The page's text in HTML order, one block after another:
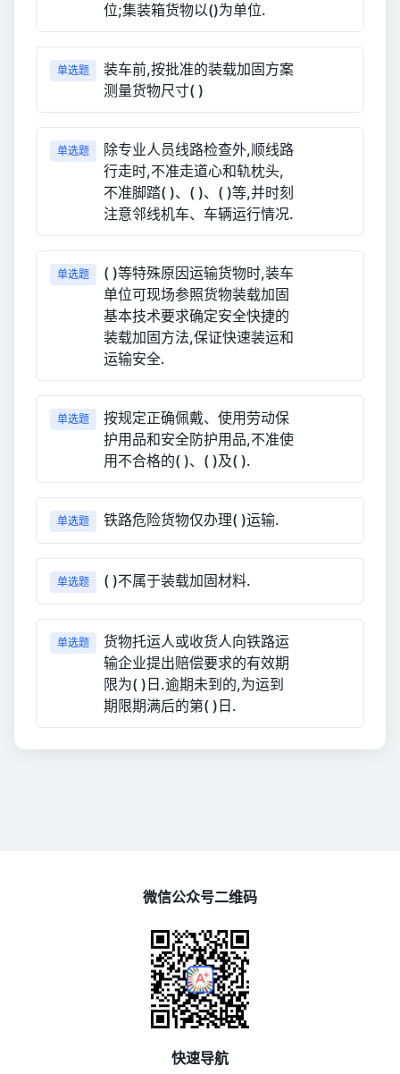
位;集装箱货物以()为单位.
单选题
装车前,按批准的装载加固方案
测量货物尺寸( )
单选题
除专业人员线路检查外,顺线路
行走时,不准走道心和轨枕头,
不准脚踏( )、( )、( )等,并时刻
注意邻线机车、车辆运行情况.
单选题
( )等特殊原因运输货物时,装车
单位可现场参照货物装载加固
基本技术要求确定安全快捷的
装载加固方法,保证快速装运和
运输安全.
单选题
按规定正确佩戴、使用劳动保
护用品和安全防护用品,不准使
用不合格的( )、( )及( ).
单选题 铁路危险货物仅办理( )运输.
单选题 ( )不属于装载加固材料.
单选题
货物托运人或收货人向铁路运
输企业提出赔偿要求的有效期
限为( )日.逾期未到的,为运到
期限期满后的第( )日.
微信公众号二维码
快速导航